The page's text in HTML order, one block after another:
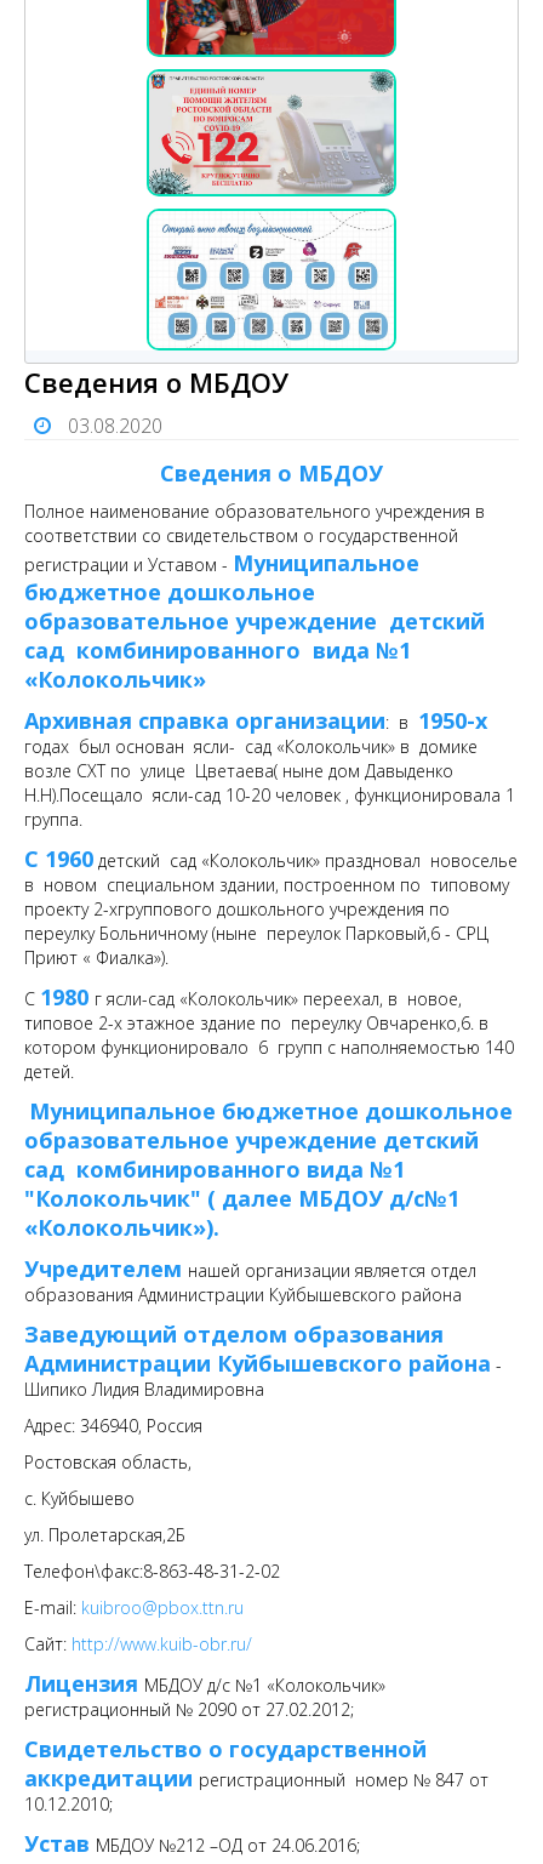
Сведения о МБДОУ
03.08.2020
Сведения о МБДОУ
Полное наименование образовательного учреждения в
соответствии со свидетельством о государственной
регистрации и Уставом - Муниципальное
бюджетное дошкольное
образовательное учреждение детский
сад комбинированного вида №1
«Колокольчик»
Архивная справка организации: в 1950-х
годах был основан ясли- сад «Колокольчик» в домике
возле СХТ по улице Цветаева( ныне дом Давыденко
Н.Н).Посещало ясли-сад 10-20 человек , функционировала 1
группа.
С 1960 детский сад «Колокольчик» праздновал новоселье
в новом специальном здании, построенном по типовому
проекту 2-хгруппового дошкольного учреждения по
переулку Больничному (ныне переулок Парковый,6 - СРЦ
Приют « Фиалка»).
С 1980 г ясли-сад «Колокольчик» переехал, в новое,
типовое 2-х этажное здание по переулку Овчаренко,6. в
котором функционировало 6 групп с наполняемостью 140
детей.
Муниципальное бюджетное дошкольное
образовательное учреждение детский
сад комбинированного вида №1
"Колокольчик" ( далее МБДОУ д/с№1
«Колокольчик»).
Учредителем нашей организации является отдел
образования Администрации Куйбышевского района
Заведующий отделом образования
Администрации Куйбышевского района -
Шипико Лидия Владимировна
Адрес: 346940, Россия
Ростовская область,
с. Куйбышево
ул. Пролетарская,2Б
Телефон\факс:8-863-48-31-2-02
E-mail: kuibroo@pbox.ttn.ru
Сайт: http://www.kuib-obr.ru/
Лицензия МБДОУ д/с №1 «Колокольчик»
регистрационный № 2090 от 27.02.2012;
Свидетельство о государственной
аккредитации регистрационный номер № 847 от
10.12.2010;
Устав МБДОУ №212 –ОД от 24.06.2016;